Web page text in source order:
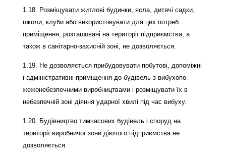
1.18. Розміщувати житлові будинки, ясла, дитячі садки,
школи, клуби або використовувати для цих потреб
приміщення, розташовані на території підприємства, а
також в санітарно-захисній зоні, не дозволяється.
1.19. Не дозволяється прибудовувати побутові, допоміжні
і адміністративні приміщення до будівель з вибухопо-
жежонебезпечними виробництвами і розміщувати їх в
небезпечній зоні діяння ударної хвилі під час вибуху.
1.20. Будівництво тимчасових будівель і споруд на
території виробничої зони діючого підприємства не
дозволяється.